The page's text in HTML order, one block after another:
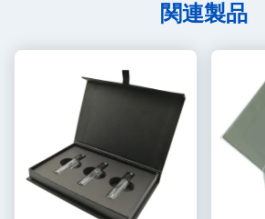
関連製品